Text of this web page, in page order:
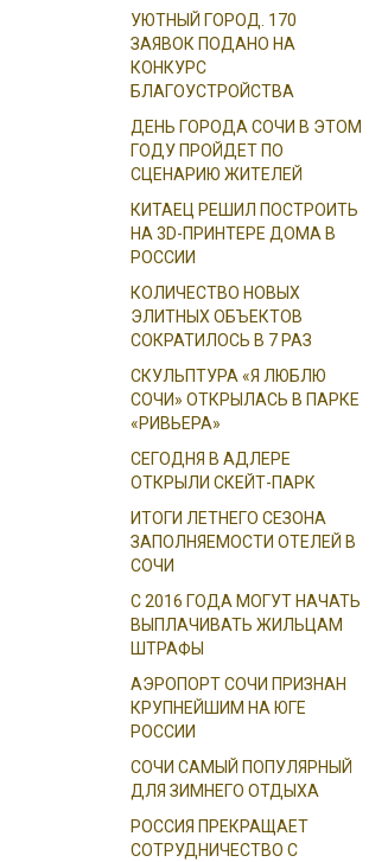
УЮТНЫЙ ГОРОД. 170
ЗАЯВОК ПОДАНО НА
КОНКУРС
БЛАГОУСТРОЙСТВА
ДЕНЬ ГОРОДА СОЧИ В ЭТОМ
ГОДУ ПРОЙДЕТ ПО
СЦЕНАРИЮ ЖИТЕЛЕЙ
КИТАЕЦ РЕШИЛ ПОСТРОИТЬ
НА 3D-ПРИНТЕРЕ ДОМА В
РОССИИ
КОЛИЧЕСТВО НОВЫХ
ЭЛИТНЫХ ОБЪЕКТОВ
СОКРАТИЛОСЬ В 7 РАЗ
СКУЛЬПТУРА «Я ЛЮБЛЮ
СОЧИ» ОТКРЫЛАСЬ В ПАРКЕ
«РИВЬЕРА»
СЕГОДНЯ В АДЛЕРЕ
ОТКРЫЛИ СКЕЙТ-ПАРК
ИТОГИ ЛЕТНЕГО СЕЗОНА
ЗАПОЛНЯЕМОСТИ ОТЕЛЕЙ В
СОЧИ
С 2016 ГОДА МОГУТ НАЧАТЬ
ВЫПЛАЧИВАТЬ ЖИЛЬЦАМ
ШТРАФЫ
АЭРОПОРТ СОЧИ ПРИЗНАН
КРУПНЕЙШИМ НА ЮГЕ
РОССИИ
СОЧИ САМЫЙ ПОПУЛЯРНЫЙ
ДЛЯ ЗИМНЕГО ОТДЫХА
РОССИЯ ПРЕКРАЩАЕТ
СОТРУДНИЧЕСТВО С